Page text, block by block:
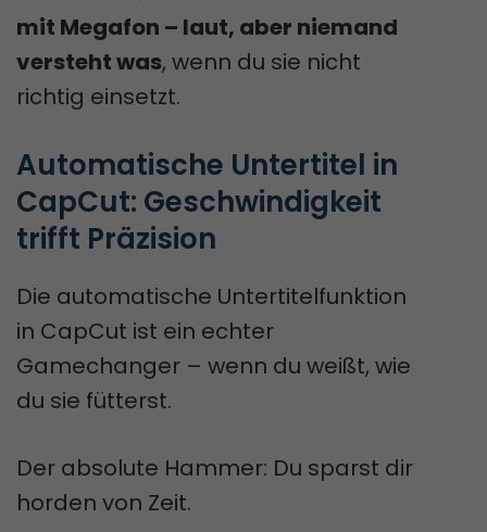
mit Megafon – laut, aber niemand
versteht was, wenn du sie nicht
richtig einsetzt.
Automatische Untertitel in
CapCut: Geschwindigkeit
trifft Präzision
Die automatische Untertitelfunktion
in CapCut ist ein echter
Gamechanger – wenn du weißt, wie
du sie fütterst.
Der absolute Hammer: Du sparst dir
horden von Zeit.